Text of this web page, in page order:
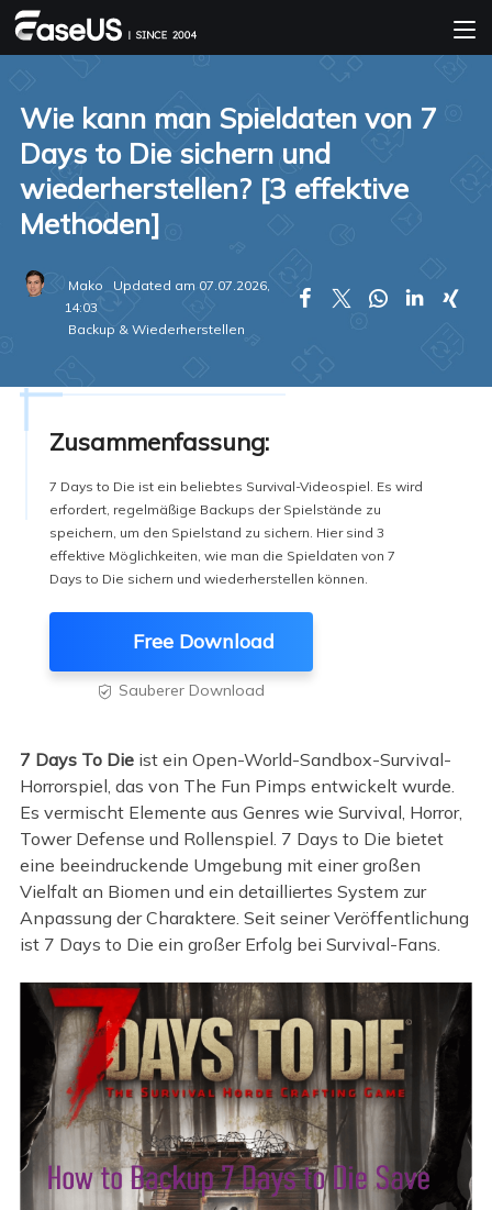
Wie kann man Spieldaten von 7
Days to Die sichern und
wiederherstellen? [3 effektive
Methoden]
Mako
Updated am 07.07.2026,
14:03
Backup & Wiederherstellen
    
Zusammenfassung:
7 Days to Die ist ein beliebtes Survival-Videospiel. Es wird
erfordert, regelmäßige Backups der Spielstände zu
speichern, um den Spielstand zu sichern. Hier sind 3
effektive Möglichkeiten, wie man die Spieldaten von 7
Days to Die sichern und wiederherstellen können.
Free Download
 Sauberer Download
7 Days To Dieist ein Open-World-Sandbox-Survival-
Horrorspiel, das von The Fun Pimps entwickelt wurde.
Es vermischt Elemente aus Genres wie Survival, Horror,
Tower Defense und Rollenspiel. 7 Days to Die bietet
eine beeindruckende Umgebung mit einer großen
Vielfalt an Biomen und ein detailliertes System zur
Anpassung der Charaktere. Seit seiner Veröffentlichung
ist 7 Days to Die ein großer Erfolg bei Survival-Fans.